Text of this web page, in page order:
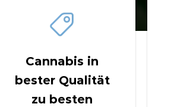
Cannabis in
bester Qualität
zu besten